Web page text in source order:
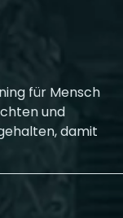
für Mensch
und
damit